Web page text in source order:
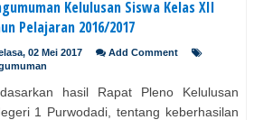
Kelulusan Siswa Kelas XII
Pelajaran 2016/2017
02 Mei 2017
Add Comment
hasil Rapat Pleno Kelulusan
1 Purwodadi, tentang keberhasilan